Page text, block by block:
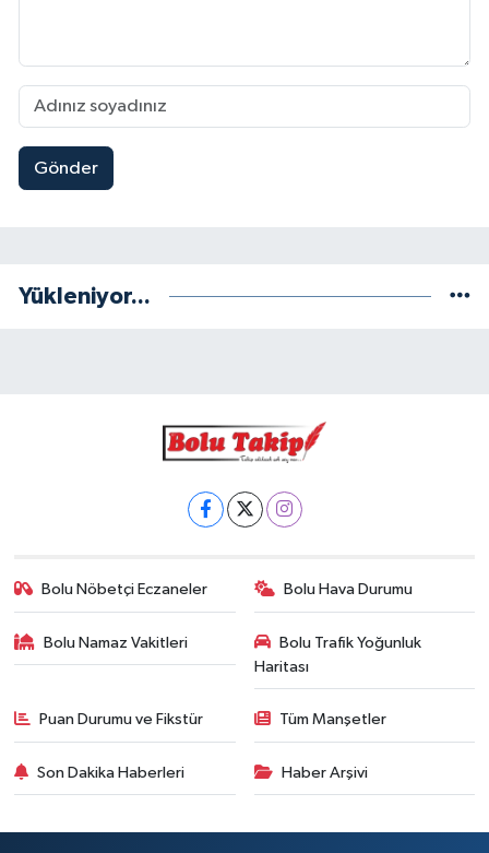
Gönder
Yükleniyor...
Bolu Nöbetçi Eczaneler Bolu Hava Durumu
Bolu Namaz Vakitleri
Bolu Trafik Yoğunluk
Haritası
Puan Durumu ve Fikstür Tüm Manşetler
Son Dakika Haberleri Haber Arşivi